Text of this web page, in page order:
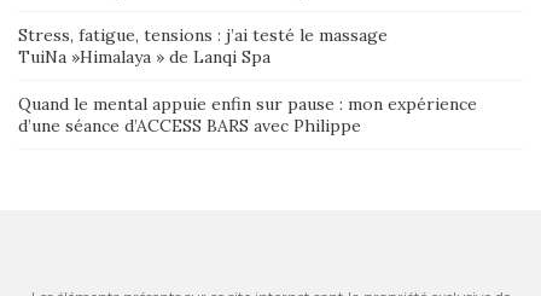
Stress, fatigue, tensions : j’ai testé le massage
TuiNa »Himalaya » de Lanqi Spa
Quand le mental appuie enfin sur pause : mon expérience
d’une séance d’ACCESS BARS avec Philippe